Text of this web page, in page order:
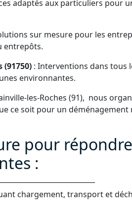
adaptés aux particuliers pour
sur mesure pour les
entrepôts.
: Interventions dans tous
environnantes.
les-Roches (91), nous
ce soit pour un
pour
:
chargement, transport et